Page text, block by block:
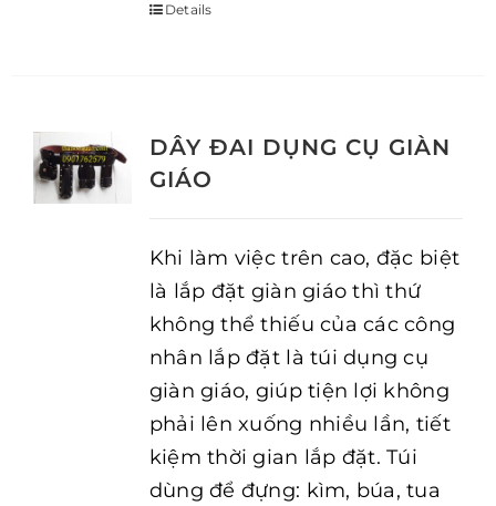
Details
DÂY ĐAI DỤNG CỤ GIÀN
GIÁO
Khi làm việc trên cao, đặc biệt
là lắp đặt giàn giáo thì thứ
không thể thiếu của các công
nhân lắp đặt là túi dụng cụ
giàn giáo, giúp tiện lợi không
phải lên xuống nhiều lần, tiết
kiệm thời gian lắp đặt. Túi
dùng để đựng: kìm, búa, tua